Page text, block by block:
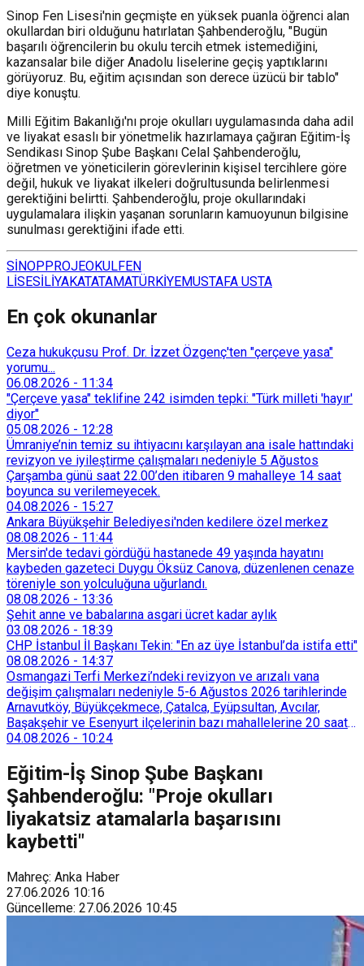
Sinop Fen Lisesi'nin geçmişte en yüksek puanla öğrenci alan
okullardan biri olduğunu hatırlatan Şahbenderoğlu, "Bugün
başarılı öğrencilerin bu okulu tercih etmek istemediğini,
kazansalar bile diğer Anadolu liselerine geçiş yaptıklarını
görüyoruz. Bu, eğitim açısından son derece üzücü bir tablo"
diye konuştu.
Milli Eğitim Bakanlığı'nı proje okulları uygulamasında daha adil
ve liyakat esaslı bir yönetmelik hazırlamaya çağıran Eğitim-İş
Sendikası Sinop Şube Başkanı Celal Şahbenderoğlu,
öğretmen ve yöneticilerin görevlerinin kişisel tercihlere göre
değil, hukuk ve liyakat ilkeleri doğrultusunda belirlenmesi
gerektiğini belirtti. Şahbenderoğlu, proje okullarındaki
uygulamalara ilişkin yaşanan sorunların kamuoyunun bilgisine
sunulması gerektiğini ifade etti.
SİNOPPROJEOKULFEN
LİSESİLİYAKATATAMATÜRKİYEMUSTAFA USTA
En çok okunanlar
Ceza hukukçusu Prof. Dr. İzzet Özgenç'ten "çerçeve yasa"
yorumu...
06.08.2026 - 11:34
"Çerçeve yasa" teklifine 242 isimden tepki: "Türk milleti 'hayır'
diyor"
05.08.2026 - 12:28
Ümraniye’nin temiz su ihtiyacını karşılayan ana isale hattındaki
revizyon ve iyileştirme çalışmaları nedeniyle 5 Ağustos
Çarşamba günü saat 22.00’den itibaren 9 mahalleye 14 saat
boyunca su verilemeyecek.
04.08.2026 - 15:27
Ankara Büyükşehir Belediyesi'nden kedilere özel merkez
08.08.2026 - 11:44
Mersin'de tedavi gördüğü hastanede 49 yaşında hayatını
kaybeden gazeteci Duygu Öksüz Canova, düzenlenen cenaze
töreniyle son yolculuğuna uğurlandı.
08.08.2026 - 13:36
Şehit anne ve babalarına asgari ücret kadar aylık
03.08.2026 - 18:39
CHP İstanbul İl Başkanı Tekin: "En az üye İstanbul’da istifa etti"
08.08.2026 - 14:37
Osmangazi Terfi Merkezi’ndeki revizyon ve arızalı vana
değişim çalışmaları nedeniyle 5-6 Ağustos 2026 tarihlerinde
Arnavutköy, Büyükçekmece, Çatalca, Eyüpsultan, Avcılar,
Başakşehir ve Esenyurt ilçelerinin bazı mahallelerine 20 saat
süreyle su verilemeyecek.
04.08.2026 - 10:24
Eğitim-İş Sinop Şube Başkanı
Şahbenderoğlu: "Proje okulları
liyakatsiz atamalarla başarısını
kaybetti"
Mahreç: Anka Haber
27.06.2026 10:16
Güncelleme: 27.06.2026 10:45